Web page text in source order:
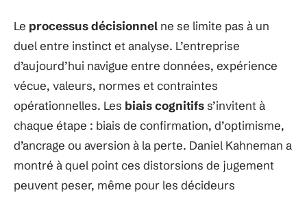
Le processus décisionnel ne se limite pas à un
duel entre instinct et analyse. L’entreprise
d’aujourd’hui navigue entre données, expérience
vécue, valeurs, normes et contraintes
opérationnelles. Les biais cognitifss’invitent à
chaque étape : biais de confirmation, d’optimisme,
d’ancrage ou aversion à la perte. Daniel Kahneman a
montré à quel point ces distorsions de jugement
peuvent peser, même pour les décideurs